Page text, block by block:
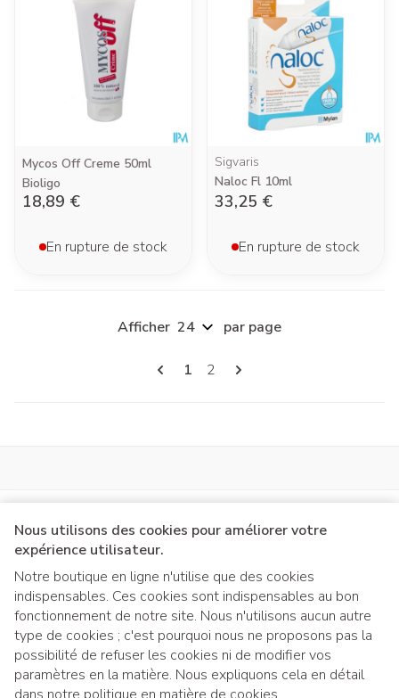
Nous utilisons des cookies pour améliorer votre
expérience utilisateur.
Notre boutique en ligne n'utilise que des cookies
indispensables. Ces cookies sont indispensables au bon
fonctionnement de notre site. Nous n'utilisons aucun autre
type de cookies ; c'est pourquoi nous ne proposons pas la
possibilité de refuser les cookies ni de modifier vos
paramètres en la matière. Nous expliquons cela en détail
Mycos Off Creme 50ml
Bioligo
18,89 €
En rupture de stock
Sigvaris
Naloc Fl 10ml
33,25 €
En rupture de stock
Pages
Vous lisez actuellement la page
1 Page
2
Afficher par page
Liens légaux